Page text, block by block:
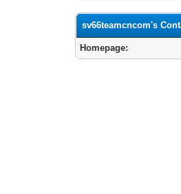
sv66teamcncom's
Homepage: